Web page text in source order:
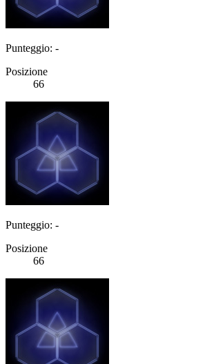
Punteggio: -
Posizione
66
Punteggio: -
Posizione
66